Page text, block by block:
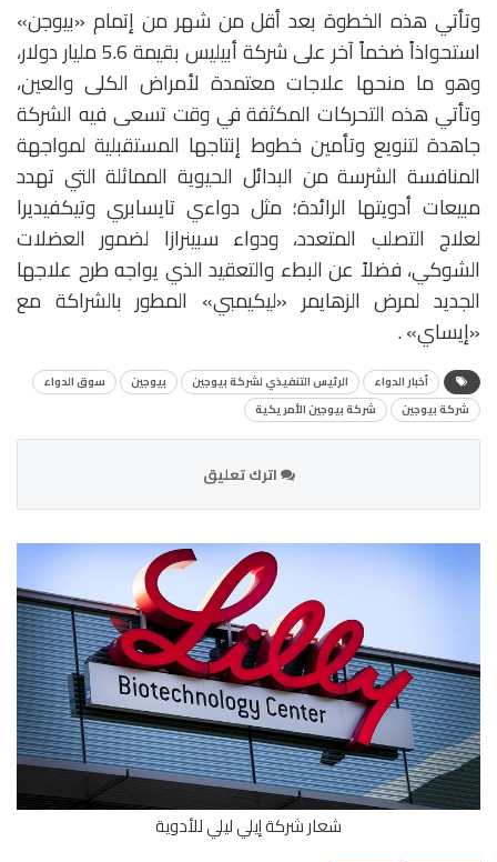
وتأتي هذه الخطوة بعد أقل من شهر من إتمام «بيوجن»
استحواذاً ضخماً آخر على شركة أبيليس بقيمة 5.6 مليار دولار،
وهو ما منحها علاجات معتمدة لأمراض الكلى والعين،
وتأتي هذه التحركات المكثفة في وقت تسعى فيه الشركة
جاهدة لتنويع وتأمين خطوط إنتاجها المستقبلية لمواجهة
المنافسة الشرسة من البدائل الحيوية المماثلة التي تهدد
مبيعات أدويتها الرائدة؛ مثل دواءي تايسابري وتيكفيديرا
لعلاج التصلب المتعدد، ودواء سبينرازا لضمور العضلات
الشوكي، فضلاً عن البطء والتعقيد الذي يواجه طرح علاجها
الجديد لمرض الزهايمر «ليكيمبي» المطور بالشراكة مع
«إيساي» .
أخبار الدواء الرئيس التنفيذي لشركة بيوجين بيوجين
سوق الدواء
شركة بيوجين
شركة بيوجين الأمريكية
اترك تعليق
شعار شركة إيلي ليلي للأدوية